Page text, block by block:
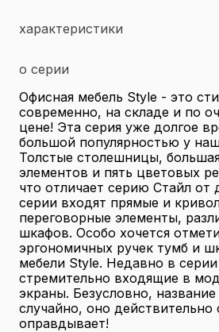
характеристики
о серии
Офисная мебель Style - это
современно, на складе и по
цене! Эта серия уже долгое
большой популярностью у
Толстые столешницы,
элементов и пять цветовых
что отличает серию Стайл от
серии входят прямые и
переговорные элементы,
шкафов. Особо хочется
эргономичных ручек тумб и
мебели Style. Недавно в
стремительно входящие в
экраны. Безусловно,
случайно, оно действительно
оправдывает!